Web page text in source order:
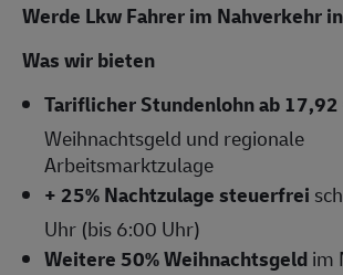
Werde Lkw Fahrer im Nahverkehr
Was wir bieten
Tariflicher Stundenlohn ab 17,92
Weihnachtsgeld und regionale
Arbeitsmarktzulage
+ 25% Nachtzulage steuerfrei
Uhr (bis 6:00 Uhr)
Weitere 50% Weihnachtsgeldim